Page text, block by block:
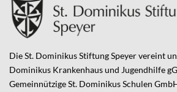
Die St. Dominikus Stiftung Speyer vereint
Dominikus Krankenhaus und Jugendhilfe
Gemeinnützige St. Dominikus Schulen